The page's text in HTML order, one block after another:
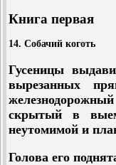
Книга первая
14. Собачий коготь
Гусеницы
вырезанных
скрытый в
неутомимой и
Голова его